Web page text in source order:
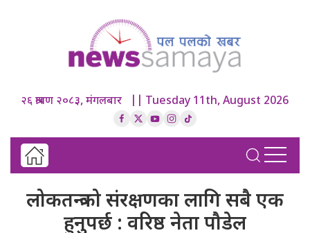
२६ श्रावण २०८३, मंगलबार || Tuesday 11th, August 2026
लोकतन्त्रको संरक्षणका लागि सबै एक
हुनुपर्छ : वरिष्ठ नेता पौडेल